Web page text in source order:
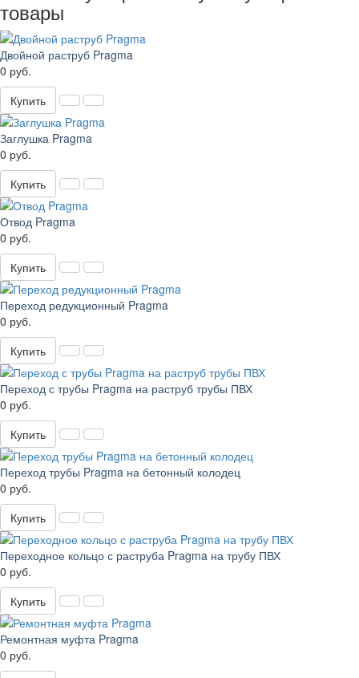
товары
Двойной раструб Pragma
0 руб.
Купить
Заглушка Pragma
0 руб.
Купить
Отвод Pragma
0 руб.
Купить
Переход редукционный Pragma
0 руб.
Купить
Переход с трубы Pragma на раструб трубы ПВХ
0 руб.
Купить
Переход трубы Pragma на бетонный колодец
0 руб.
Купить
Переходное кольцо с раструба Pragma на трубу ПВХ
0 руб.
Купить
Ремонтная муфта Pragma
0 руб.